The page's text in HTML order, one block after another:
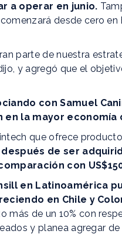
a operar en junio.
desde cero
parte de nuestra
y agregó que el
con Samuel
en la mayor economía
que ofrece
después de ser
con
en Latinoamérica
en Chile y
más de un 10% con
y planea agregar